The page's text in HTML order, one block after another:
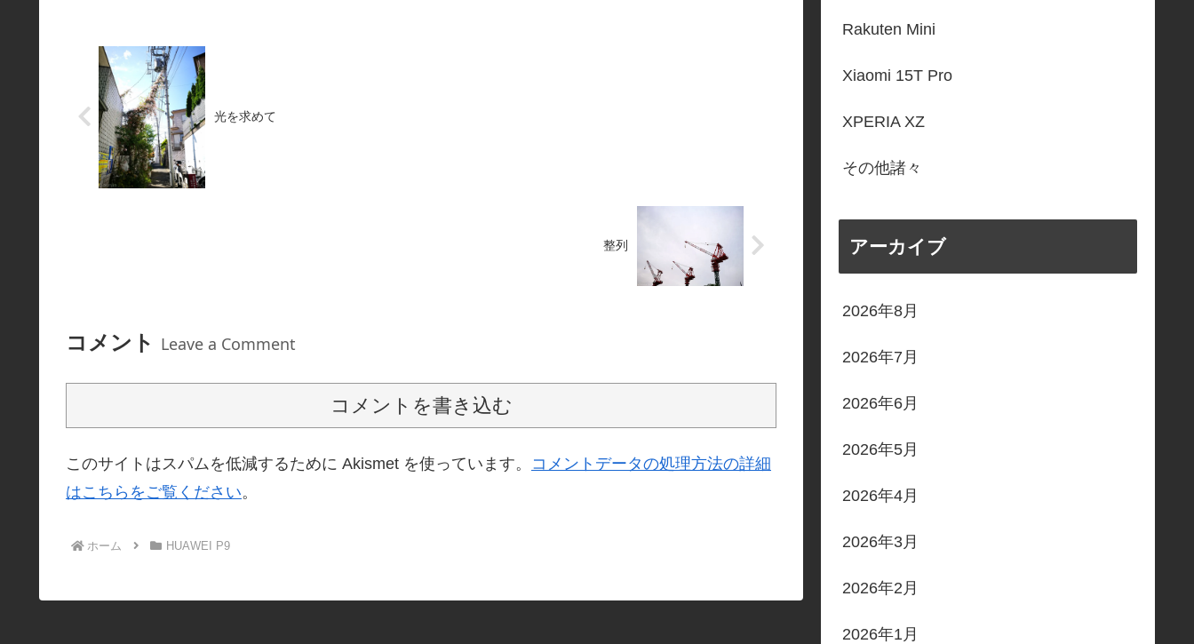
光を求めて
整列
コメント Leave a Comment
コメントを書き込む
このサイトはスパムを低減するために Akismet を使っています。 コメントデータの処理方法の詳細
はこちらをご覧ください。
ホーム HUAWEI P9
Rakuten Mini
Xiaomi 15T Pro
XPERIA XZ
その他諸々
アーカイブ
2026年8月
2026年7月
2026年6月
2026年5月
2026年4月
2026年3月
2026年2月
2026年1月